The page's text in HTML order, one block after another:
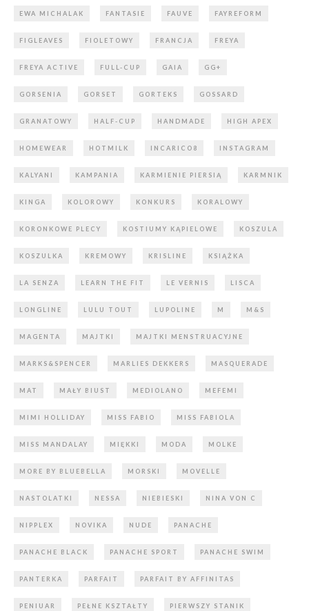
EWA MICHALAK FANTASIE FAUVE FAYREFORM
FIGLEAVES FIOLETOWY FRANCJA FREYA
FREYA ACTIVE FULL-CUP GAIA GG+
GORSENIA GORSET GORTEKS GOSSARD
GRANATOWY HALF-CUP HANDMADE HIGH APEX
HOMEWEAR HOTMILK INCARICO8 INSTAGRAM
KALYANI KAMPANIA KARMIENIE PIERSIĄ KARMNIK
KINGA KOLOROWY KONKURS KORALOWY
KORONKOWE PLECY KOSTIUMY KĄPIELOWE KOSZULA
KOSZULKA KREMOWY KRISLINE KSIĄŻKA
LA SENZA LEARN THE FIT LE VERNIS LISCA
LONGLINE LULU TOUT LUPOLINE M M&S
MAGENTA MAJTKI MAJTKI MENSTRUACYJNE
MARKS&SPENCER MARLIES DEKKERS MASQUERADE
MAT MAŁY BIUST MEDIOLANO MEFEMI
MIMI HOLLIDAY MISS FABIO MISS FABIOLA
MISS MANDALAY MIĘKKI MODA MOLKE
MORE BY BLUEBELLA MORSKI MOVELLE
NASTOLATKI NESSA NIEBIESKI NINA VON C
NIPPLEX NOVIKA NUDE PANACHE
PANACHE BLACK PANACHE SPORT PANACHE SWIM
PANTERKA PARFAIT PARFAIT BY AFFINITAS
PENIUAR PEŁNE KSZTAŁTY PIERWSZY STANIK